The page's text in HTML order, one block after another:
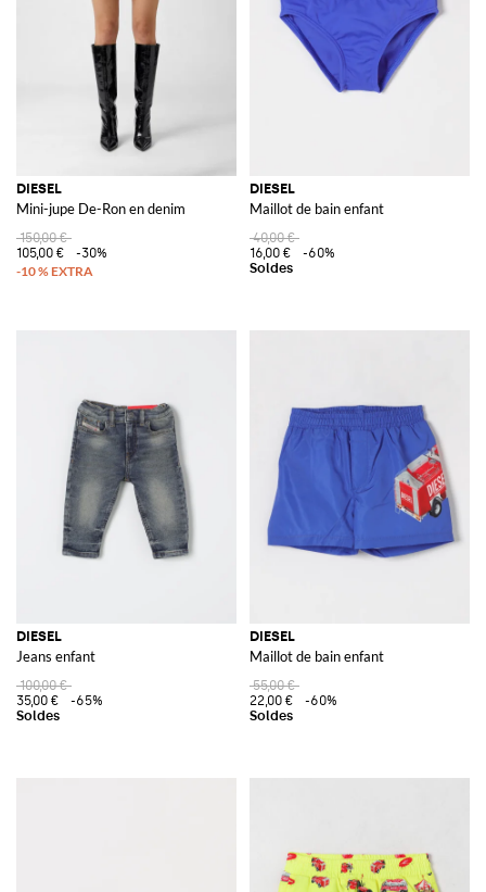
DIESEL
Mini-jupe De-Ron en denim
150,00 €
105,00 €
-30%
DIESEL
Maillot de bain enfant
40,00 €
16,00 €
-60%
DIESEL
Jeans enfant
100,00 €
35,00 €
-65%
DIESEL
Maillot de bain enfant
55,00 €
22,00 €
-60%